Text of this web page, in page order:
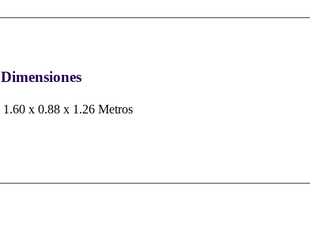
Dimensiones
1.60 x 0.88 x 1.26 Metros